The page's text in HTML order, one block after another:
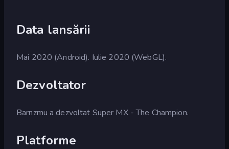
Data lansării
Mai 2020 (Android). Iulie 2020 (WebGL).
Dezvoltator
Barnzmu a dezvoltat Super MX - The Champion.
Platforme